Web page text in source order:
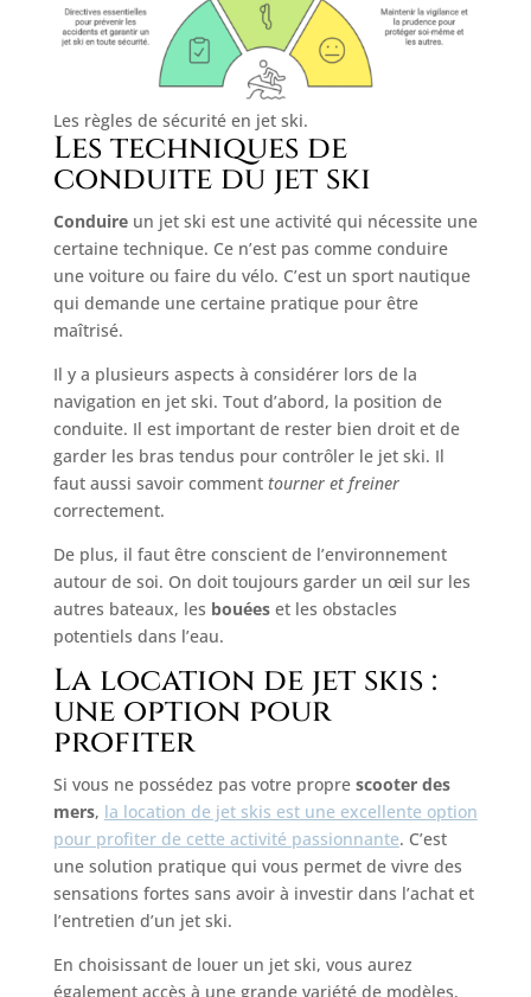
Les règles de sécurité en jet ski.
Les techniques de
conduite du jet ski
Conduireun jet ski est une activité qui nécessite une
certaine technique. Ce n’est pas comme conduire
une voiture ou faire du vélo. C’est un sport nautique
qui demande une certaine pratique pour être
maîtrisé.
Il y a plusieurs aspects à considérer lors de la
navigation en jet ski. Tout d’abord, la position de
conduite. Il est important de rester bien droit et de
garder les bras tendus pour contrôler le jet ski. Il
faut aussi savoir comment tourner et freiner
correctement.
De plus, il faut être conscient de l’environnement
autour de soi. On doit toujours garder un œil sur les
autres bateaux, les bouéeset les obstacles
potentiels dans l’eau.
La location de jet skis :
une option pour
profiter
Si vous ne possédez pas votre propre scooter des
mers, la location de jet skis est une excellente option
pour profiter de cette activité passionnante. C’est
une solution pratique qui vous permet de vivre des
sensations fortes sans avoir à investir dans l’achat et
l’entretien d’un jet ski.
En choisissant de louer un jet ski, vous aurez
également accès à une grande variété de modèles,